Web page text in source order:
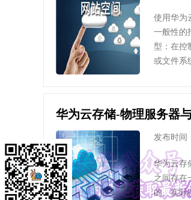
使用华为
一般性的
型：在控
或文件系
华为云存储-物理服务器
发布时间
华为云存
之间存在
的、实际